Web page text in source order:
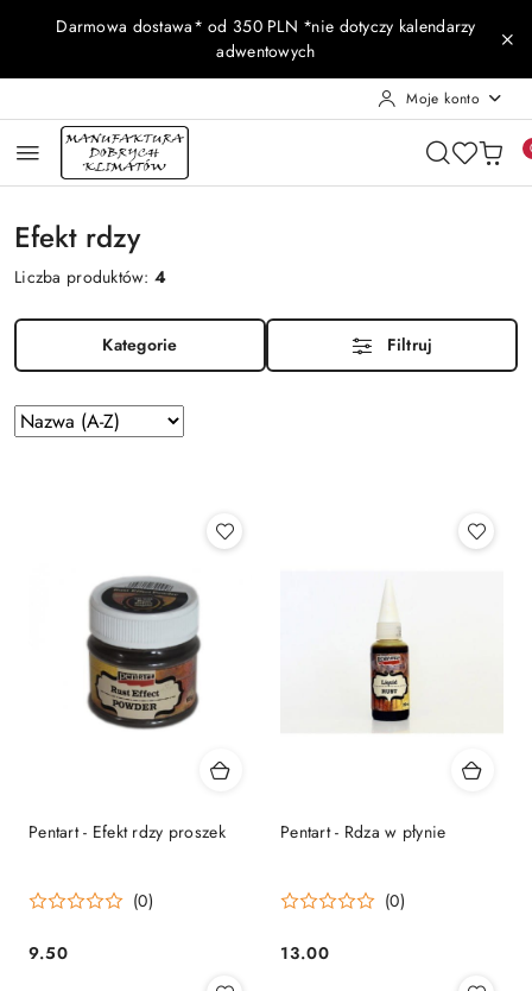
Przejdź do treści głównej
Przejdź do wyszukiwarki
Przejdź do moje konto
Przejdź do menu głównego
Przejdź do stopki
Darmowa dostawa* od 350 PLN *nie dotyczy kalendarzy
adwentowych
Moje konto
Efekt rdzy
Liczba produktów:4
Kategorie Filtruj
Zastosowano
sortowanie:
Sortuj
według
Pentart - Efekt rdzy proszek
(0)
Cena:
9.50
Pentart - Rdza w płynie
(0)
Cena:
13.00